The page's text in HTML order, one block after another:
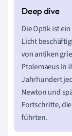
Die Optik ist
Licht
von antiken
Ptolemaeus in
Jahrhundert
Newton und
Fortschritte,
führten.